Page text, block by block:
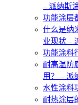
– 派纳斯
功能涂层
什么是纳
业现状 –
功能涂料
耐高温防
用？ – 派
水性涂料
耐热涂层